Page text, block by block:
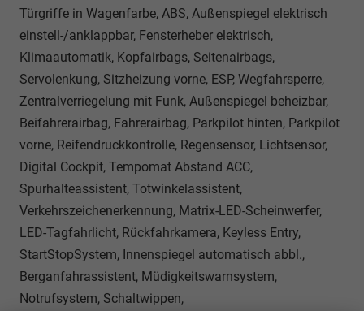
Türgriffe in Wagenfarbe, ABS, Außenspiegel elektrisch
einstell-/anklappbar, Fensterheber elektrisch,
Klimaautomatik, Kopfairbags, Seitenairbags,
Servolenkung, Sitzheizung vorne, ESP, Wegfahrsperre,
Zentralverriegelung mit Funk, Außenspiegel beheizbar,
Beifahrerairbag, Fahrerairbag, Parkpilot hinten, Parkpilot
vorne, Reifendruckkontrolle, Regensensor, Lichtsensor,
Digital Cockpit, Tempomat Abstand ACC,
Spurhalteassistent, Totwinkelassistent,
Verkehrszeichenerkennung, Matrix-LED-Scheinwerfer,
LED-Tagfahrlicht, Rückfahrkamera, Keyless Entry,
StartStopSystem, Innenspiegel automatisch abbl.,
Berganfahrassistent, Müdigkeitswarnsystem,
Notrufsystem, Schaltwippen,